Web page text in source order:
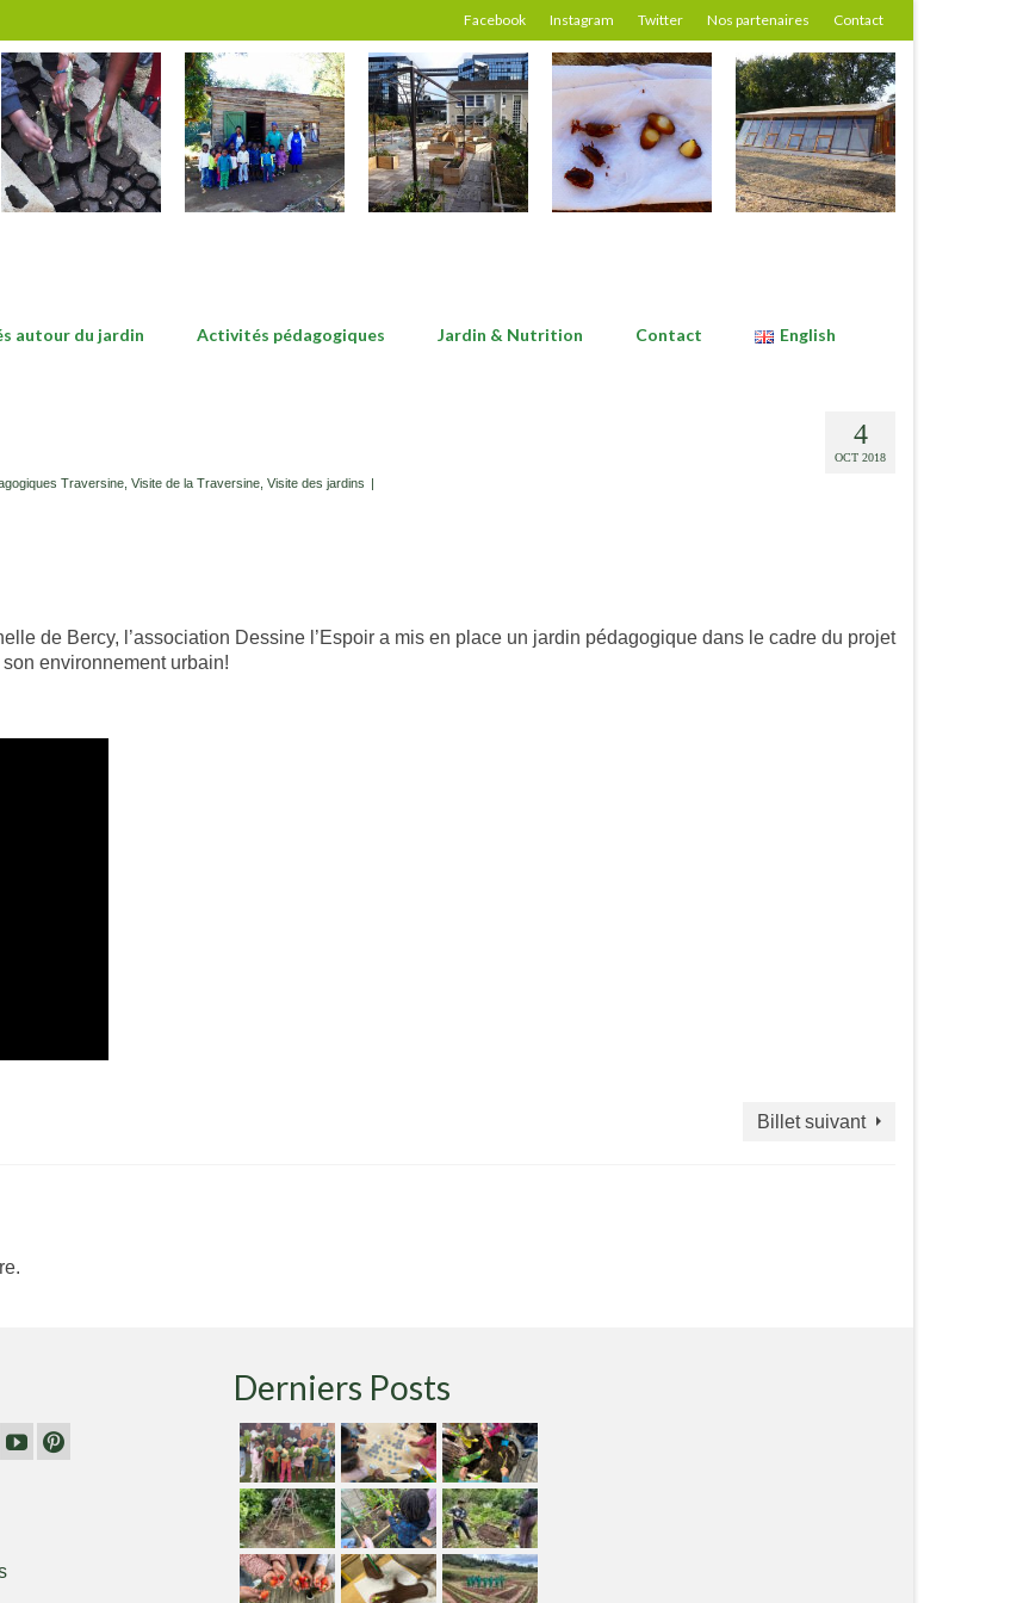
Facebook Instagram Twitter Nos partenaires Contact
autour du jardin Activités pédagogiques Jardin & Nutrition Contact English
4
OCT 2018
Traversine Visite de la Traversine Visite des jardins |
de Bercy, l’association Dessine l’Espoir a mis en place un jardin pédagogique dans le cadre du projet
environnement urbain!
Billet suivant
Derniers Posts